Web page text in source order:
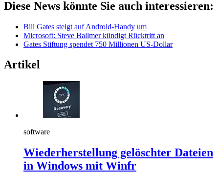
Diese News könnte Sie auch interessieren:
Bill Gates steigt auf Android-Handy um
Microsoft: Steve Ballmer kündigt Rücktritt an
Gates Stiftung spendet 750 Millionen US-Dollar
Artikel
software
Wiederherstellung gelöschter Dateien
in Windows mit Winfr